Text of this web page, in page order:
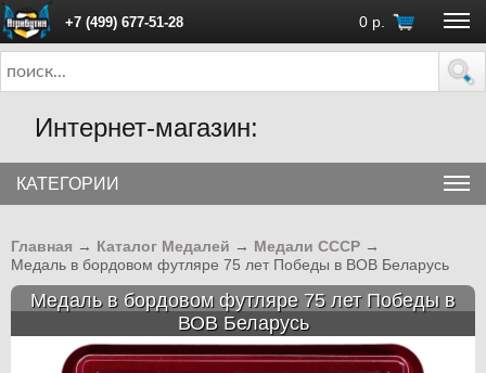
+7 (499) 677-51-28 0 р.
ПН - ПТ с 10:00 до 18:00 (Москва)
Интернет-магазин:
КАТЕГОРИИ
Главная → Каталог Медалей → Медали СССР →
Медаль в бордовом футляре 75 лет Победы в ВОВ Беларусь
Медаль в бордовом футляре 75 лет Победы в
ВОВ Беларусь